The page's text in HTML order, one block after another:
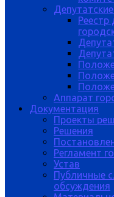
Реестр
Аппарат
Документация
Проекты
Решения
Регламент
Устав
Публичные
обсуждения